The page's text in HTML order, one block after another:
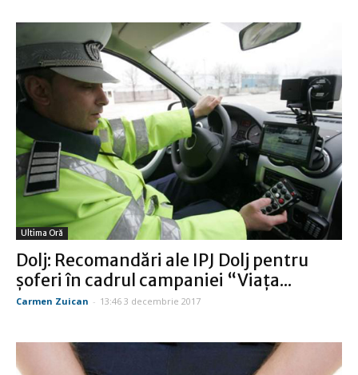
Ultima Oră
Dolj: Recomandări ale IPJ Dolj pentru
şoferi în cadrul campaniei “Viaţa...
Carmen Zuican - 13:46 3 decembrie 2017